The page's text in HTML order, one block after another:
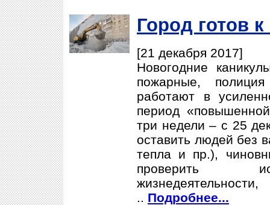
Город готов
[21 декабря 2017]
Новогодние
пожарные,
работают в
период
три недели – с 25
оставить людей без
тепла и пр.),
проверить
.. Подробнее...